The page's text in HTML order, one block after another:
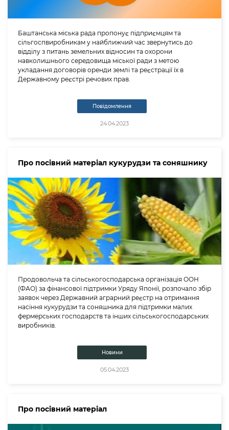
Баштанська міська рада пропонує підприємцям та
сільгоспвиробникам у найближчий час звернутись до
відділу з питань земельних відносин та охорони
навколишнього середовища міської ради з метою
укладання договорів оренди землі та реєстрації їх в
Державному реєстрі речових прав.
Повідомлення
24.04.2023
Про посівний матеріал кукурудзи та соняшнику
Продовольча та сільськогосподарська організація ООН
(ФАО) за фінансової підтримки Уряду Японії, розпочало збір
заявок через Державний аграрний реєстр на отримання
насіння кукурудзи та соняшника для підтримки малих
фермерських господарств та інших сільськогосподарських
виробників.
Новини
05.04.2023
Про посівний матеріал